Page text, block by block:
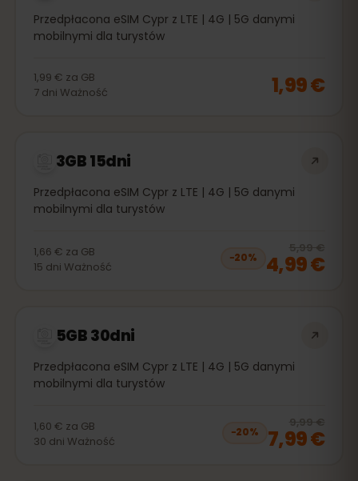
Przedpłacona eSIM Cypr z LTE | 4G | 5G danymi
mobilnymi dla turystów
1,99 € za GB
7 dni Ważność 1,99 €
3GB 15dni
Przedpłacona eSIM Cypr z LTE | 4G | 5G danymi
mobilnymi dla turystów
1,66 € za GB
15 dni Ważność
−20%
5,99 €
4,99 €
5GB 30dni
Przedpłacona eSIM Cypr z LTE | 4G | 5G danymi
mobilnymi dla turystów
1,60 € za GB
30 dni Ważność
−20%
9,99 €
7,99 €